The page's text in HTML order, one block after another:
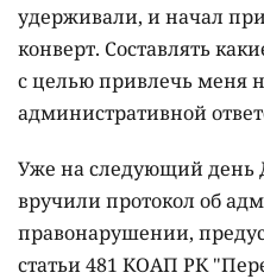
удерживали, и начал
конверт. Составлять
с целью привлечь меня
административной
Уже на следующий день
вручили протокол об
правонарушении,
статьи 481 КОАП РК